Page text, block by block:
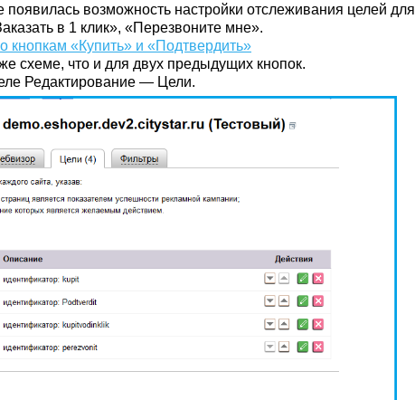
возможность настройки отслеживания целей для
в 1 клик», «Перезвоните мне».
кнопкам «Купить» и «Подтвердить»
схеме, что и для двух предыдущих кнопок.
Редактирование — Цели.